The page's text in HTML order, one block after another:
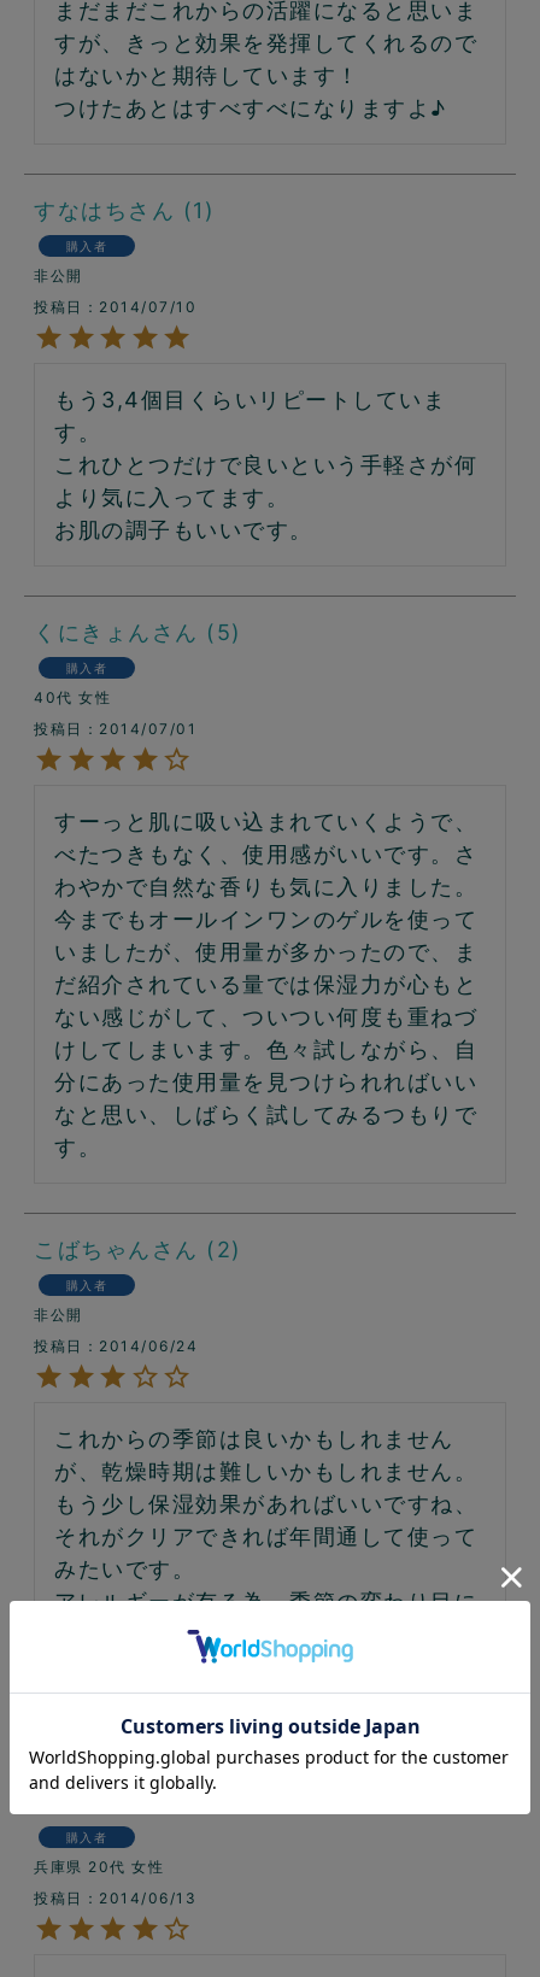
まだまだこれからの活躍になると思いま
すが、きっと効果を発揮してくれるので
はないかと期待しています！
つけたあとはすべすべになりますよ♪
すなはち 1
購入者
非公開
投稿日
2014/07/10
もう3,4個目くらいリピートしていま
す。
これひとつだけで良いという手軽さが何
より気に入ってます。
お肌の調子もいいです。
くにきょん 5
購入者
40代 女性
投稿日
2014/07/01
すーっと肌に吸い込まれていくようで、
べたつきもなく、使用感がいいです。さ
わやかで自然な香りも気に入りました。
今までもオールインワンのゲルを使って
いましたが、使用量が多かったので、ま
だ紹介されている量では保湿力が心もと
ない感じがして、ついつい何度も重ねづ
けしてしまいます。色々試しながら、自
分にあった使用量を見つけられればいい
なと思い、しばらく試してみるつもりで
す。
こばちゃん 2
購入者
非公開
投稿日
2014/06/24
これからの季節は良いかもしれません
が、乾燥時期は難しいかもしれません。
もう少し保湿効果があればいいですね、
それがクリアできれば年間通して使って
みたいです。
アレルギーが有る為、季節の変わり目に
かゆみとブツブツができますが、ブツブ
ツがよくなりました。
改良を望みます。
購入者
兵庫県 20代 女性
投稿日
2014/06/13